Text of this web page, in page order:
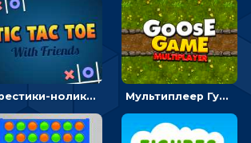
Крестики-нолики мультиплеер: найди соперника и сразись Мультиплеер Гусь: кидай кости и шагай к финишу